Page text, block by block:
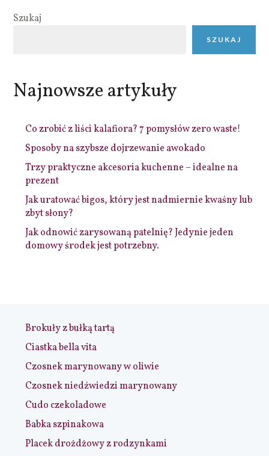
Szukaj
SZUKAJ
Najnowsze artykuły
Co zrobić z liści kalafiora? 7 pomysłów zero waste!
Sposoby na szybsze dojrzewanie awokado
Trzy praktyczne akcesoria kuchenne – idealne na
prezent
Jak uratować bigos, który jest nadmiernie kwaśny lub
zbyt słony?
Jak odnowić zarysowaną patelnię? Jedynie jeden
domowy środek jest potrzebny.
Brokuły z bułką tartą
Ciastka bella vita
Czosnek marynowany w oliwie
Czosnek niedźwiedzi marynowany
Cudo czekoladowe
Babka szpinakowa
Placek drożdżowy z rodzynkami